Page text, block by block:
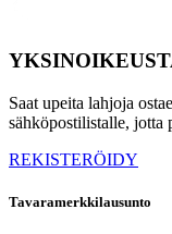
Saat upeita lahjoja
sähköpostilistalle, jotta
REKISTERÖIDY
Tavaramerkkilausunto